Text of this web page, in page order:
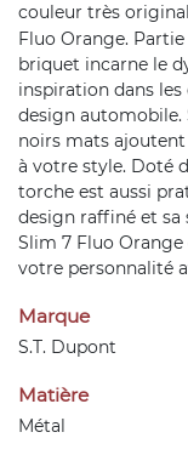
couleur très
Fluo Orange.
briquet incarne le
inspiration dans
design automobile.
noirs mats
à votre style. Doté
torche est aussi
design raffiné et sa
Slim 7 Fluo
votre personnalité
Marque
S.T. Dupont
Matière
Métal